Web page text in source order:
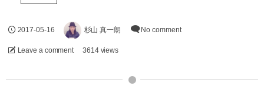
2017-05-16 杉山 真一朗 No comment
Leave a comment 3614 views